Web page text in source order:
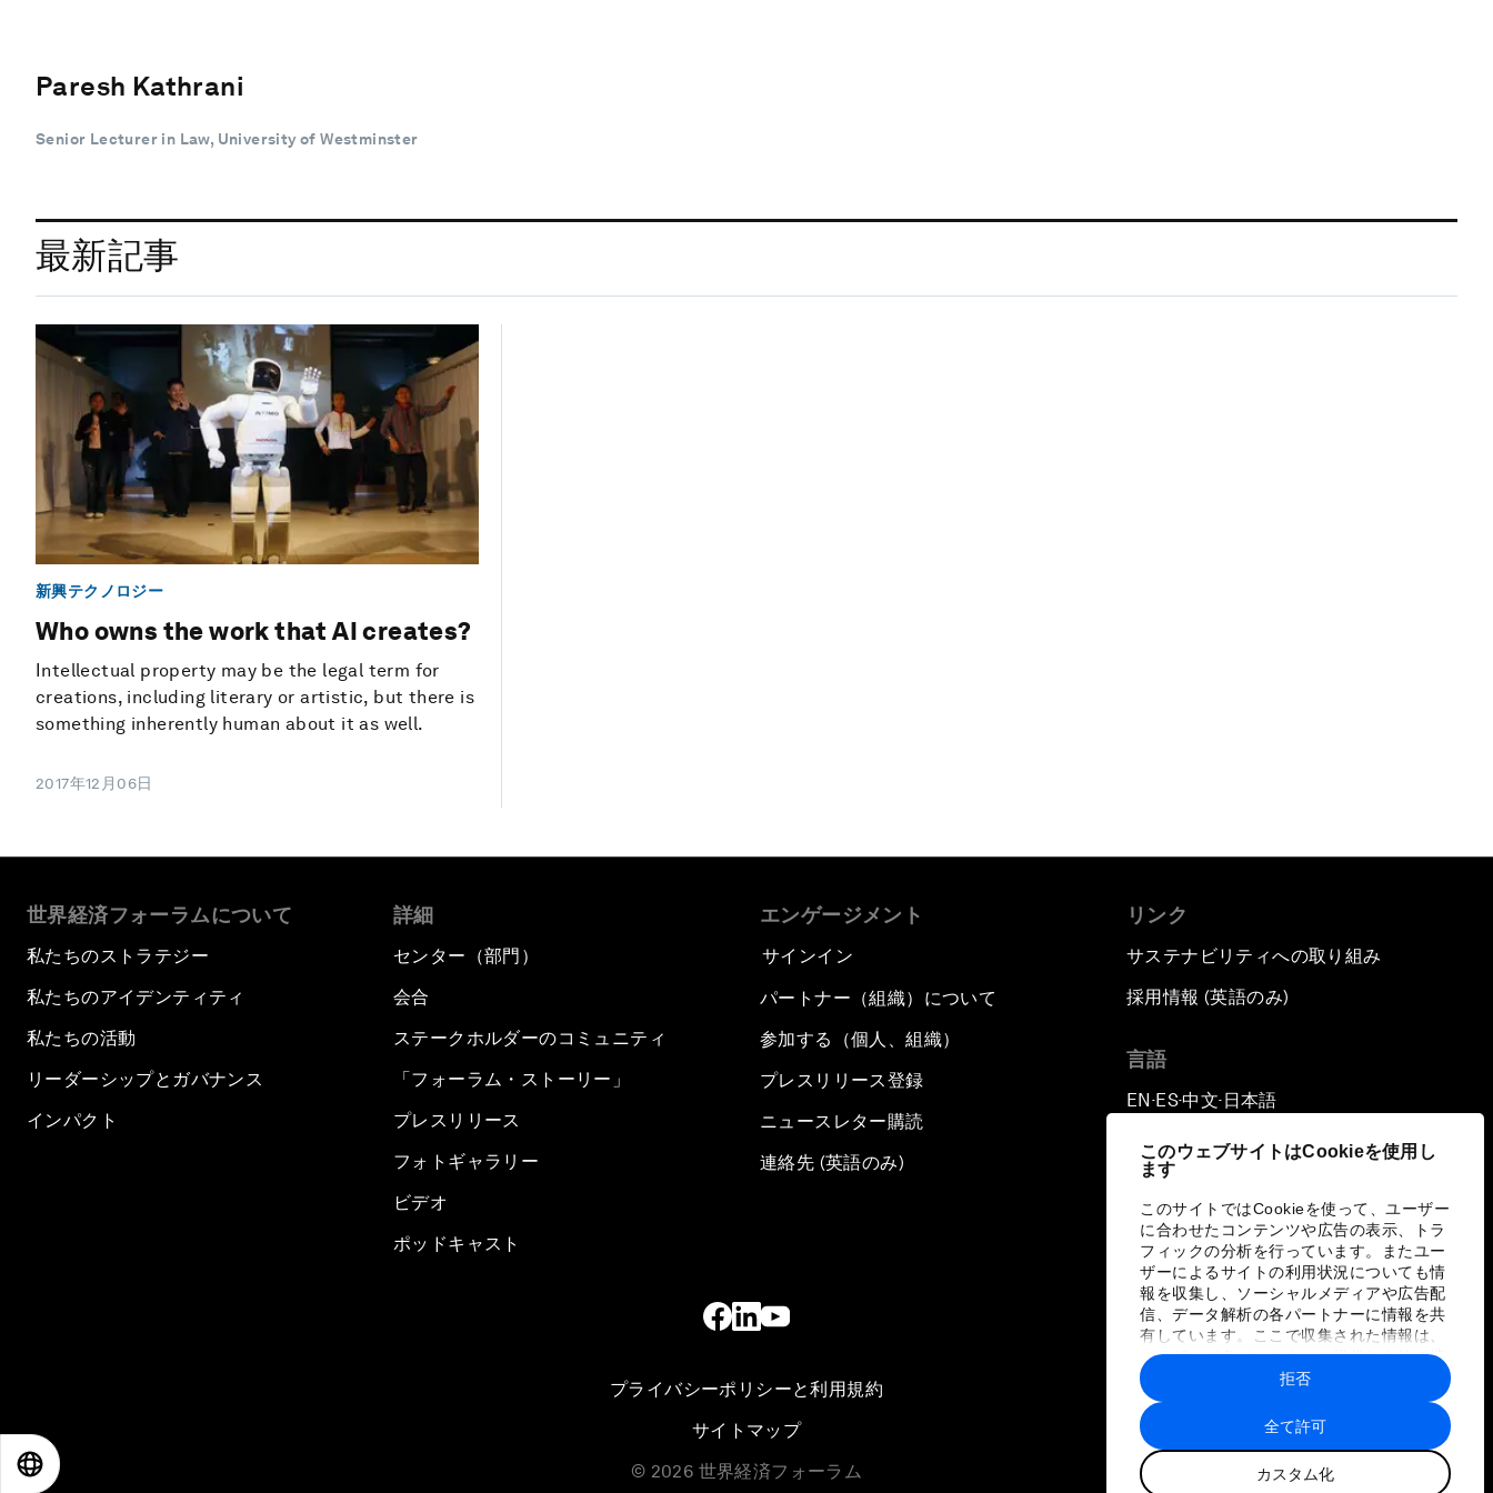
このウェブサイトはCookieを使用し
ます
このサイトではCookieを使って、ユーザー
に合わせたコンテンツや広告の表示、トラ
フィックの分析を行っています。またユー
ザーによるサイトの利用状況についても情
報を収集し、ソーシャルメディアや広告配
信、データ解析の各パートナーに情報を共
有しています。ここで収集された情報は、
ユーザーが各パートナーに提供した他の情
報や各パートナーのサービスを使用した際
に収集された情報と組み合わされ、各パー
トナーによって使用されることがありま
す。
全て許可
カスタム化
拒否
Paresh Kathrani
Senior Lecturer in Law, University of Westminster
最新記事
新興テクノロジー
Who owns the work that AI creates?
Intellectual property may be the legal term for
creations, including literary or artistic, but there is
something inherently human about it as well.
2017年12月06日
世界経済フォーラムについて
私たちのストラテジー
私たちのアイデンティティ
私たちの活動
リーダーシップとガバナンス
インパクト
詳細
センター（部門）
会合
ステークホルダーのコミュニティ
「フォーラム・ストーリー」
プレスリリース
フォトギャラリー
ビデオ
ポッドキャスト
エンゲージメント
サインイン
パートナー（組織）について
参加する（個人、組織）
プレスリリース登録
ニュースレター購読
連絡先 (英語のみ)
リンク
サステナビリティへの取り組み
採用情報 (英語のみ)
言語
EN ▪ ES▪中文▪ 日本語
プライバシーポリシーと利用規約
サイトマップ
© 2026 世界経済フォーラム